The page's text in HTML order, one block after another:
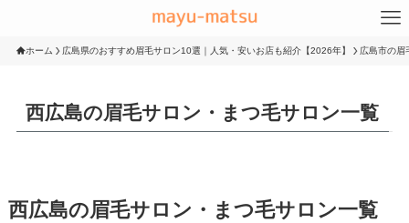
ホーム 広島県のおすすめ眉毛サロン10選｜人気・安いお店も紹介【2026年】 広島市の眉
西広島の眉毛サロン・まつ毛サロン一覧
西広島の眉毛サロン・まつ毛サロン一覧